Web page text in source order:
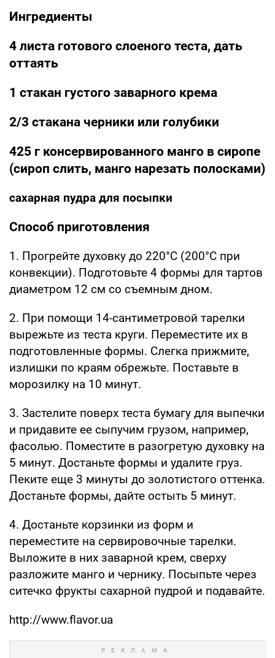
Ингредиенты
4 листа готового слоеного теста, дать
оттаять
1 стакан густого заварного крема
2/3 стакана черники или голубики
425 г консервированного манго в сиропе
(сироп слить, манго нарезать полосками)
сахарная пудра для посыпки
Способ приготовления
1. Прогрейте духовку до 220°С (200°С при
конвекции). Подготовьте 4 формы для тартов
диаметром 12 см со съемным дном.
2. При помощи 14-сантиметровой тарелки
вырежьте из теста круги. Переместите их в
подготовленные формы. Слегка прижмите,
излишки по краям обрежьте. Поставьте в
морозилку на 10 минут.
3. Застелите поверх теста бумагу для выпечки
и придавите ее сыпучим грузом, например,
фасолью. Поместите в разогретую духовку на
5 минут. Достаньте формы и удалите груз.
Пеките еще 3 минуты до золотистого оттенка.
Достаньте формы, дайте остыть 5 минут.
4. Достаньте корзинки из форм и
переместите на сервировочные тарелки.
Выложите в них заварной крем, сверху
разложите манго и чернику. Посыпьте через
ситечко фрукты сахарной пудрой и подавайте.
http://www.flavor.ua